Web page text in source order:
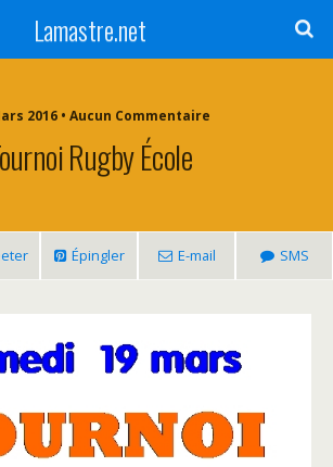
Lamastre.net
2016 • Aucun Commentaire
Rugby École
Épingler E-mail SMS